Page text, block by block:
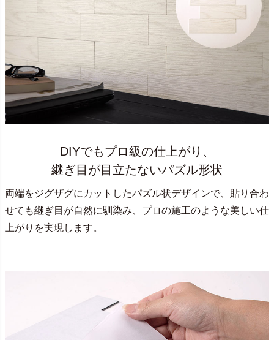
DIYでもプロ級の仕上がり、
継ぎ目が目立たないパズル形状
両端をジグザグにカットしたパズル状デザインで、貼り合わ
せても継ぎ目が自然に馴染み、プロの施工のような美しい仕
上がりを実現します。